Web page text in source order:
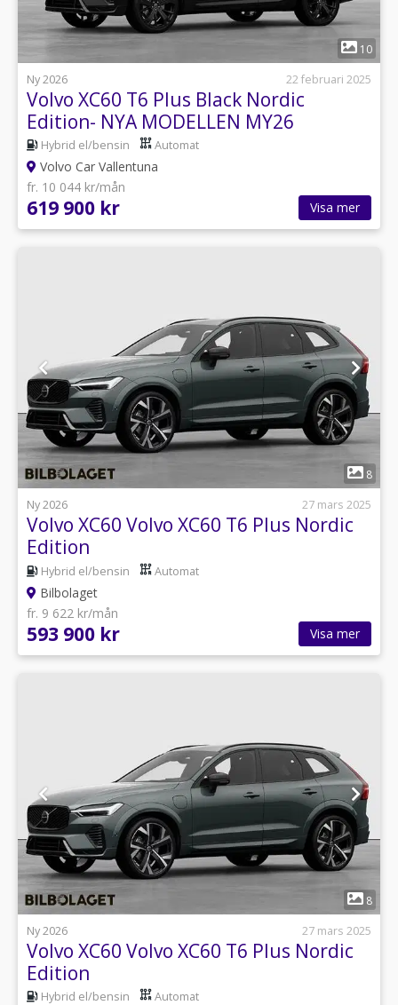
10
Ny 2026
22 februari 2025
Volvo XC60 T6 Plus Black Nordic
Edition- NYA MODELLEN MY26
Hybrid el/bensin Automat
Volvo Car Vallentuna
fr. 10 044 kr/mån
619 900 kr Visa mer
8
Ny 2026
27 mars 2025
Volvo XC60 Volvo XC60 T6 Plus Nordic
Edition
Hybrid el/bensin Automat
Bilbolaget
fr. 9 622 kr/mån
593 900 kr Visa mer
8
Ny 2026
27 mars 2025
Volvo XC60 Volvo XC60 T6 Plus Nordic
Edition
Hybrid el/bensin Automat